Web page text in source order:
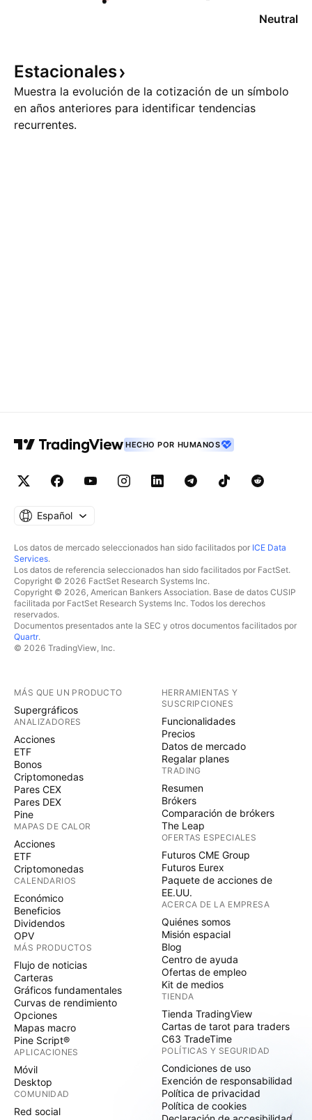
Neutral
Estacionales
Muestra la evolución de la cotización de un símbolo
en años anteriores para identificar tendencias
recurrentes.
HECHO POR HUMANOS
Español
Los datos de mercado seleccionados han sido facilitados por ICE Data
Services.
Los datos de referencia seleccionados han sido facilitados por FactSet.
Copyright © 2026 FactSet Research Systems Inc.
Copyright © 2026, American Bankers Association. Base de datos CUSIP
facilitada por FactSet Research Systems Inc. Todos los derechos
reservados.
Documentos presentados ante la SEC y otros documentos facilitados por
Quartr.
© 2026 TradingView, Inc.
MÁS QUE UN PRODUCTO
Supergráficos
ANALIZADORES
Acciones
ETF
Bonos
Criptomonedas
Pares CEX
Pares DEX
Pine
MAPAS DE CALOR
Acciones
ETF
Criptomonedas
CALENDARIOS
Económico
Beneficios
Dividendos
OPV
MÁS PRODUCTOS
Flujo de noticias
Carteras
Gráficos fundamentales
Curvas de rendimiento
Opciones
Mapas macro
Pine Script®
APLICACIONES
Móvil
Desktop
COMUNIDAD
Red social
HERRAMIENTAS Y
SUSCRIPCIONES
Funcionalidades
Precios
Datos de mercado
Regalar planes
TRADING
Resumen
Brókers
Comparación de brókers
The Leap
OFERTAS ESPECIALES
Futuros CME Group
Futuros Eurex
Paquete de acciones de
EE.UU.
ACERCA DE LA EMPRESA
Quiénes somos
Misión espacial
Blog
Centro de ayuda
Ofertas de empleo
Kit de medios
TIENDA
Tienda TradingView
Cartas de tarot para traders
C63 TradeTime
POLÍTICAS Y SEGURIDAD
Condiciones de uso
Exención de responsabilidad
Política de privacidad
Política de cookies